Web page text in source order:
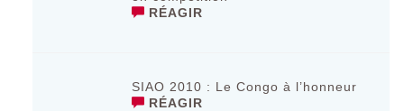
RÉAGIR
SIAO 2010 : Le Congo à l’honneur
RÉAGIR